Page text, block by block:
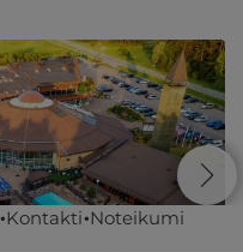
Kontakti Noteikumi